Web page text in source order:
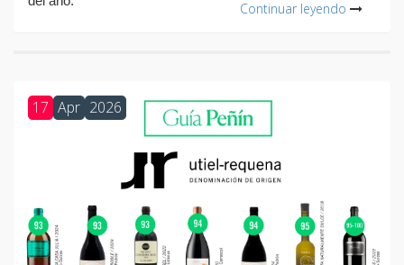
Continuar leyendo
17 Apr 2026